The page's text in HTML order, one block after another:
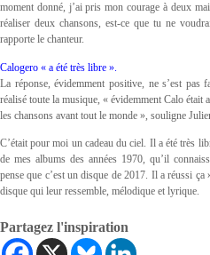
moment donné, j’ai pris mon courage à deux
réaliser deux chansons, est-ce que tu ne
rapporte le chanteur.
Calogero « a été très libre ».
La réponse, évidemment positive, ne s’est pas
réalisé toute la musique, « évidemment Calo était
les chansons avant tout le monde », souligne
C’était pour moi un cadeau du ciel. Il a été très
de mes albums des années 1970, qu’il
pense que c’est un disque de 2017. Il a réussi
disque qui leur ressemble, mélodique et lyrique.
Partagez l'inspiration